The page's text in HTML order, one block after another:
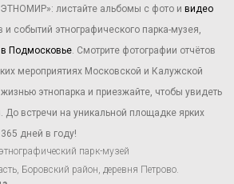
листайте альбомы с фото и видео
и событий этнографического парка-музея,
в Подмосковье. Смотрите фотографии отчётов
мероприятиях Московской и Калужской
этнопарка и приезжайте, чтобы увидеть
встречи на уникальной площадке ярких
дней в году!
парк-музей
Боровский район, деревня Петрово.